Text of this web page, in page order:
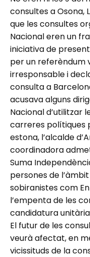
consultes a Osona,
que les consultes
Nacional eren un
iniciativa de
per un referèndum
irresponsable i
consulta a
acusava alguns
Nacional d’utilitzar
carreres polítiques
estona, l’alcalde
coordinadora
Suma
persones de
sobiranistes com
l’empenta de les
candidatura
El futur de les
veurà afectat, en
vicissituds de la